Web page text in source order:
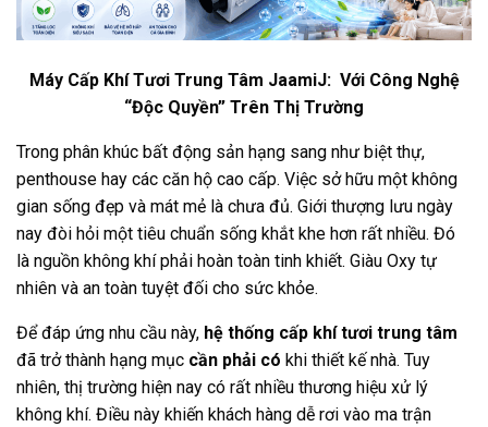
Máy Cấp Khí Tươi Trung Tâm JaamiJ: Với Công Nghệ
“Độc Quyền” Trên Thị Trường
Trong phân khúc bất động sản hạng sang như biệt thự,
penthouse hay các căn hộ cao cấp. Việc sở hữu một không
gian sống đẹp và mát mẻ là chưa đủ. Giới thượng lưu ngày
nay đòi hỏi một tiêu chuẩn sống khắt khe hơn rất nhiều. Đó
là nguồn không khí phải hoàn toàn tinh khiết. Giàu Oxy tự
nhiên và an toàn tuyệt đối cho sức khỏe.
Để đáp ứng nhu cầu này, hệ thống cấp khí tươi trung tâm
đã trở thành hạng mục cần phải có khi thiết kế nhà. Tuy
nhiên, thị trường hiện nay có rất nhiều thương hiệu xử lý
không khí. Điều này khiến khách hàng dễ rơi vào ma trận